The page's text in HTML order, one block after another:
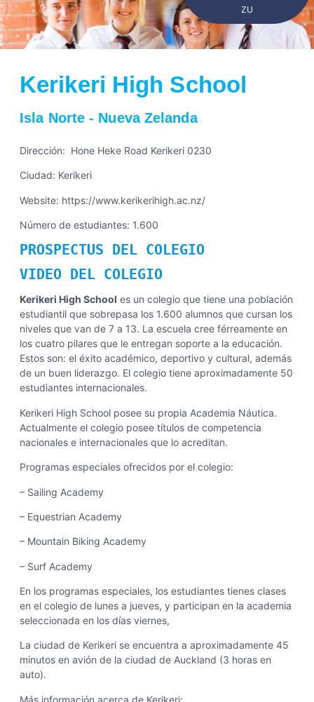
ZU
Kerikeri High School
Isla Norte - Nueva Zelanda
Dirección: Hone Heke Road Kerikeri 0230
Ciudad: Kerikeri
Website: https://www.kerikerihigh.ac.nz/
Número de estudiantes: 1.600
PROSPECTUS DEL COLEGIO
VIDEO DEL COLEGIO
Kerikeri High School es un colegio que tiene una población
estudiantil que sobrepasa los 1.600 alumnos que cursan los
niveles que van de 7 a 13. La escuela cree férreamente en
los cuatro pilares que le entregan soporte a la educación.
Estos son: el éxito académico, deportivo y cultural, además
de un buen liderazgo. El colegio tiene aproximadamente 50
estudiantes internacionales.
Kerikeri High School posee su propia Academia Náutica.
Actualmente el colegio posee títulos de competencia
nacionales e internacionales que lo acreditan.
Programas especiales ofrecidos por el colegio:
– Sailing Academy
– Equestrian Academy
– Mountain Biking Academy
– Surf Academy
En los programas especiales, los estudiantes tienes clases
en el colegio de lunes a jueves, y participan en la academia
seleccionada en los días viernes,
La ciudad de Kerikeri se encuentra a aproximadamente 45
minutos en avión de la ciudad de Auckland (3 horas en
auto).
Más información acerca de Kerikeri: